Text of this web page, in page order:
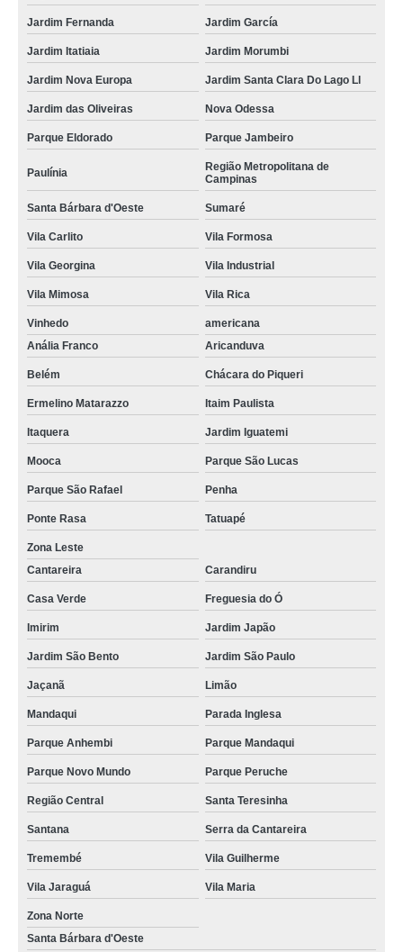
Jardim Fernanda Jardim García
Jardim Itatiaia Jardim Morumbi
Jardim Nova Europa Jardim Santa Clara Do Lago Ll
Jardim das Oliveiras Nova Odessa
Parque Eldorado Parque Jambeiro
Paulínia
Região Metropolitana de
Campinas
Santa Bárbara d'Oeste Sumaré
Vila Carlito Vila Formosa
Vila Georgina Vila Industrial
Vila Mimosa Vila Rica
Vinhedo
americana
Anália Franco
Aricanduva
Belém Chácara do Piqueri
Ermelino Matarazzo Itaim Paulista
Itaquera Jardim Iguatemi
Mooca Parque São Lucas
Parque São Rafael Penha
Ponte Rasa Tatuapé
Zona Leste
Cantareira
Carandiru
Casa Verde Freguesia do Ó
Imirim Jardim Japão
Jardim São Bento Jardim São Paulo
Jaçanã Limão
Mandaqui Parada Inglesa
Parque Anhembi Parque Mandaqui
Parque Novo Mundo Parque Peruche
Região Central Santa Teresinha
Santana Serra da Cantareira
Tremembé Vila Guilherme
Vila Jaraguá Vila Maria
Zona Norte
Santa Bárbara d'Oeste